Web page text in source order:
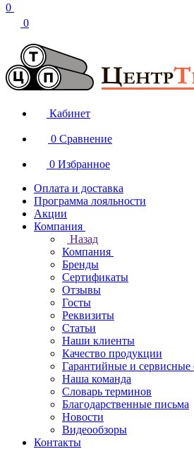
0
0
Кабинет
0 Сравнение
0 Избранное
Оплата и доставка
Программа лояльности
Акции
Компания
Назад
Компания
Бренды
Сертификаты
Отзывы
Госты
Реквизиты
Статьи
Наши клиенты
Качество продукции
Гарантийные и сервисные
Наша команда
Словарь терминов
Благодарственные письма
Новости
Видеообзоры
Контакты